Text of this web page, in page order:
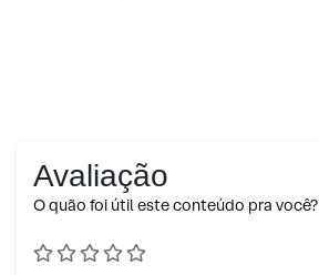
Avaliação
O quão foi útil este conteúdo pra você?